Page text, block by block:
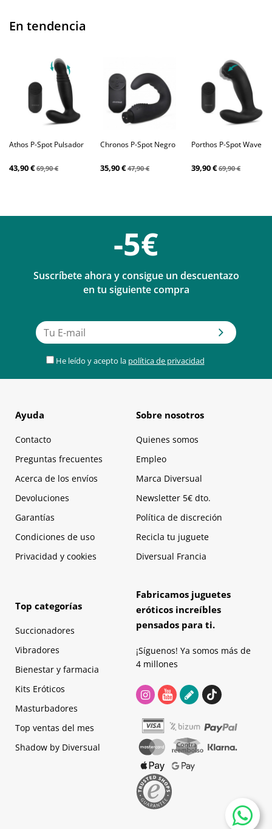
En tendencia
Athos P-Spot Pulsador
43,90 €69,90 €
Chronos P-Spot Negro
35,90 €47,90 €
Porthos P-Spot Wave
39,90 €69,90 €
-5€
Suscríbete ahora y consigue un descuentazo
en tu siguiente compra
He leído y acepto la política de privacidad
Ayuda
Contacto
Preguntas frecuentes
Acerca de los envíos
Devoluciones
Garantías
Condiciones de uso
Privacidad y cookies
Sobre nosotros
Quienes somos
Empleo
Marca Diversual
Newsletter 5€ dto.
Política de discreción
Recicla tu juguete
Diversual Francia
Top categorías
Succionadores
Vibradores
Bienestar y farmacia
Kits Eróticos
Masturbadores
Top ventas del mes
Shadow by Diversual
Fabricamos juguetes
eróticos increíbles
pensados para ti.
¡Síguenos! Ya somos más de
4 millones